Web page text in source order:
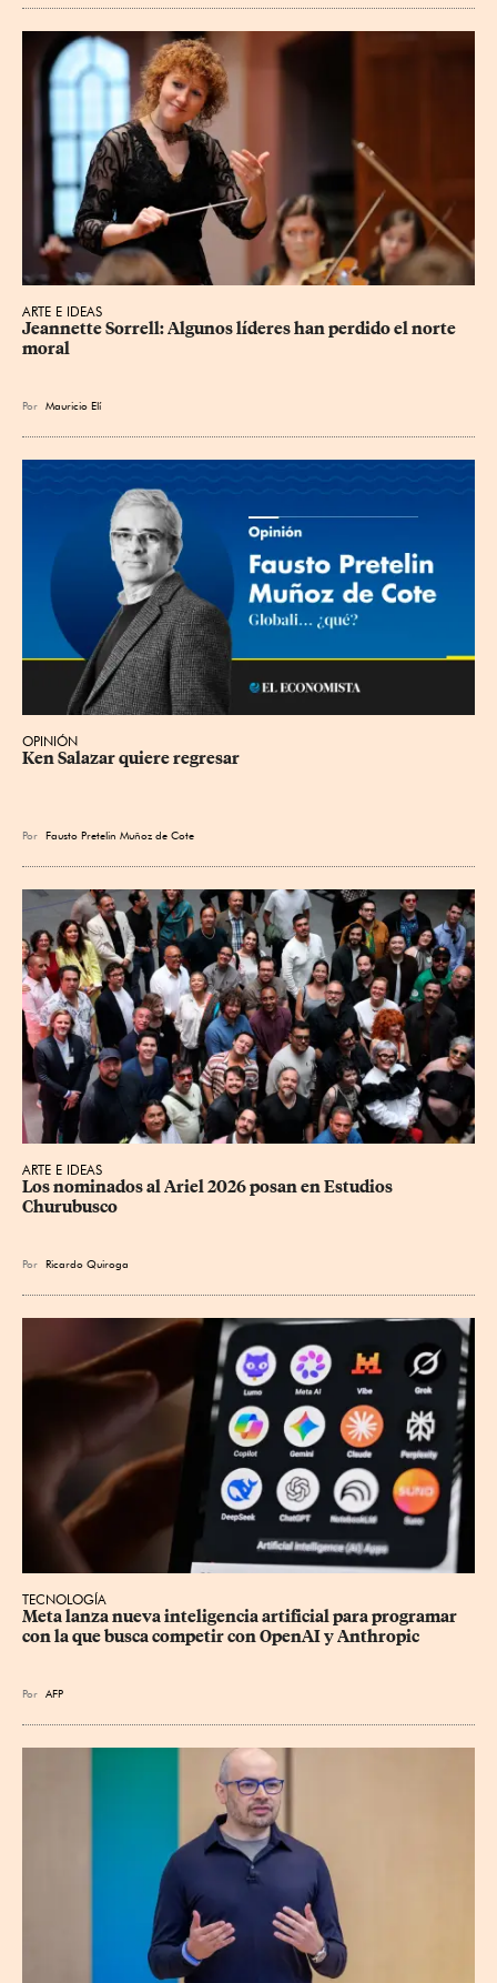
ARTE E IDEAS
Jeannette Sorrell: Algunos líderes han perdido el norte
moral
Por Mauricio Elí
OPINIÓN
Ken Salazar quiere regresar
Por Fausto Pretelin Muñoz de Cote
ARTE E IDEAS
Los nominados al Ariel 2026 posan en Estudios
Churubusco
Por Ricardo Quiroga
TECNOLOGÍA
Meta lanza nueva inteligencia artificial para programar
con la que busca competir con OpenAI y Anthropic
Por AFP